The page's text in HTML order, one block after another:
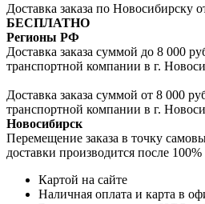
Доставка заказа по Новосибирску
БЕСПЛАТНО
Регионы РФ
Доставка заказа суммой до 8 000
транспортной компании в г.
Доставка заказа суммой от 8 000
транспортной компании в г.
Новосибирск
Перемещение заказа в точку
доставки производится после
Картой на сайте
Наличная оплата и карта в